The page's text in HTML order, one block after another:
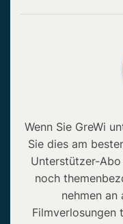
Wenn Sie GreWi
Sie dies am
Unterstützer-
noch
nehmen an
Filmverlosungen